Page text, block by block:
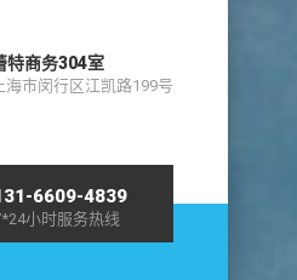
特商务304室
海市闵行区江凯路199号
6609-4839
小时服务热线